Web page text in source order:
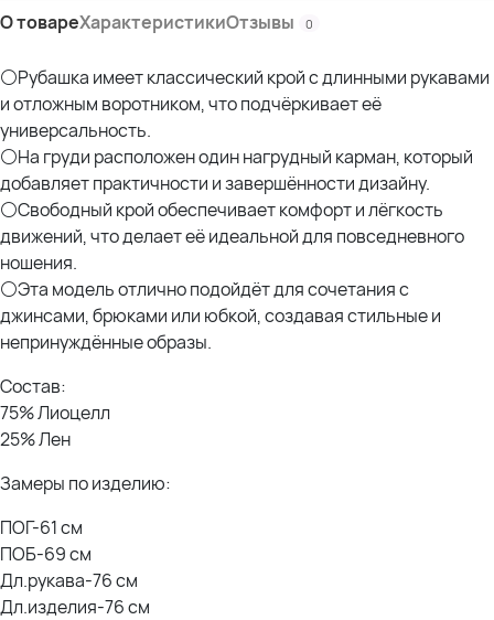
О товареХарактеристикиОтзывы 0
⚪Рубашка имеет классический крой с длинными рукавами
и отложным воротником, что подчёркивает её
универсальность.
⚪На груди расположен один нагрудный карман, который
добавляет практичности и завершённости дизайну.
⚪Свободный крой обеспечивает комфорт и лёгкость
движений, что делает её идеальной для повседневного
ношения.
⚪Эта модель отлично подойдёт для сочетания с
джинсами, брюками или юбкой, создавая стильные и
непринуждённые образы.
Состав:
75% Лиоцелл
25% Лен
Замеры по изделию:
ПОГ-61 см
ПОБ-69 см
Дл.рукава-76 см
Дл.изделия-76 см